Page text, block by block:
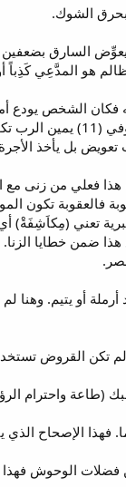
السارق بضعفين
هو المدَّعِي كَذِباً
تعويض بل يأخذ
فعلي من زنى مع
تعني
ضمن خطايا
أو يتيم. وهنا
لم تكن القروض
(طاعة واحترام
الإصحاح الذي
الوحوش فهذا